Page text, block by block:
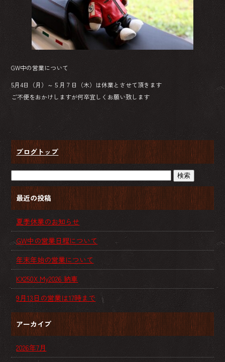
GW中の営業について
5月4日（月）～５月７日（木）は休業とさせて頂きます
ご不便をおかけしますが何卒宜しくお願い致します
ブログトップ
最近の投稿
夏季休業のお知らせ
GW中の営業日程について
年末年始の営業について
KX250X My2026 納車
9月13日の営業は17時まで
アーカイブ
2026年7月